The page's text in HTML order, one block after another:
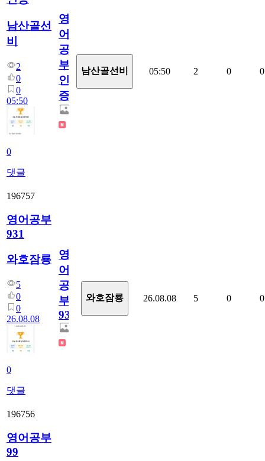
남산골선
비
2
0
0
05:50
0
댓글
영
어
공
부
인
증
남산골선비 05:50 2 0 0
196757
영어공부
931
와호잠룡
5
0
0
26.08.08
0
댓글
영
어
공
부
931
와호잠룡 26.08.08 5 0 0
196756
영어공부
99